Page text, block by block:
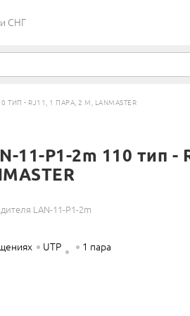
СНГ
ТИП - RJ11, 1 ПАРА, 2 М, LANMASTER
11-P1-2m 110 тип -
LAN-11-P1-2m
UTP 1 пара